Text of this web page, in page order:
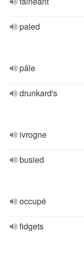
paled
pâle
drunkard's
ivrogne
busied
occupé
fidgets